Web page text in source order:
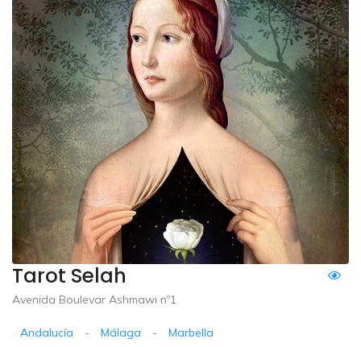
Tarot Selah
Avenida Boulevar Ashmawi nº1
Andalucía - Málaga - Marbella